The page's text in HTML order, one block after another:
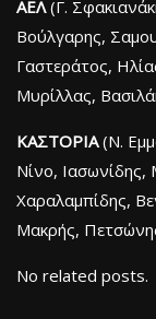
ΑΕΛ(Γ.
Βούλγαρης,
Γαστεράτος,
Μυρίλλας,
ΚΑΣΤΟΡΙΑ(Ν.
Νίνο,
Χαραλαμπίδης,
Μακρής,
No related posts.